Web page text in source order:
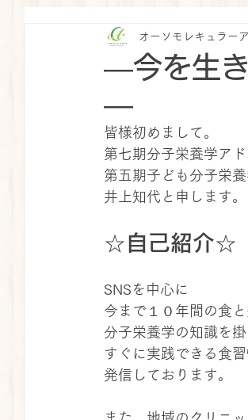
―今を生
―
オーソモレキュラー
皆様初めまして。
第七期分子栄養学ア
第五期子ども分子栄
井上知代と申します。
☆自己紹介☆
SNSを中心に
今まで１０年間の食
分子栄養学の知識を
すぐに実践できる食
発信しております。